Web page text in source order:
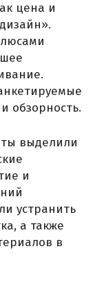
цена и
обзорность.
выделили
и
устранить
а также
в